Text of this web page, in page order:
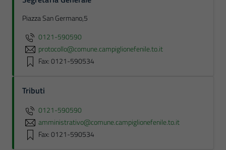
Piazza San Germano,5
0121-590590
protocollo@comune.campiglionefenile.to.it
Fax: 0121-590534
Tributi
0121-590590
amministrativo@comune.campiglionefenile.to.it
Fax: 0121-590534